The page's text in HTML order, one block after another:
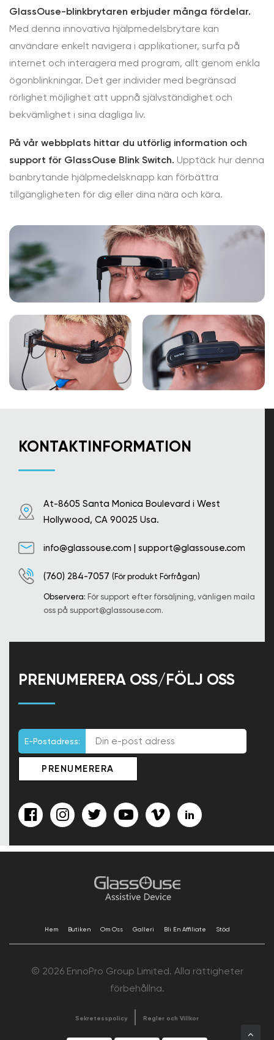
GlassOuse-blinkbrytaren erbjuder många fördelar.
Med denna innovativa hjälpmedelsbrytare kan
användare enkelt navigera i applikationer, surfa på
internet och interagera med program, allt genom enkla
ögonblinkningar. Det ger individer med begränsad
rörlighet möjlighet att uppnå självständighet och
bekvämlighet i sina dagliga liv.
På vår webbplats hittar du utförlig information och
support för GlassOuse Blink Switch. Upptäck hur denna
banbrytande hjälpmedelsknapp kan förbättra
tillgängligheten för dig eller dina nära och kära.
KONTAKTINFORMATION
At-8605 Santa Monica Boulevard i West
Hollywood, CA 90025 Usa.
info@glassouse.com | support@glassouse.com
(760) 284-7057 (För produkt Förfrågan)
Observera: För support efter försäljning, vänligen maila
oss på support@glassouse.com.
PRENUMERERA OSS/FÖLJ OSS
E-Postadress:
Hem Butiken Om Oss Galleri Bli En Affiliate Stöd
© 2026 EnnoPro Group Limited. Alla rättigheter
förbehållna.
Sekretesspolicy Regler och Villkor